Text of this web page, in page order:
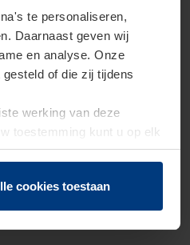
te personaliseren,
Daarnaast geven wij
en analyse. Onze
of die zij tijdens
werking van deze
toestemming kunt u op elk
herroepen.
cookies toestaan